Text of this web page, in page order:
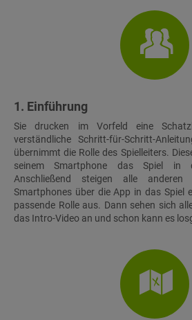
1. Einführung
Sie drucken im Vorfeld eine
verständliche Schritt-für-Schritt-
übernimmt die Rolle des Spielleiters.
seinem Smartphone das Spiel in
Anschließend steigen alle
Smartphones über die App in das Spiel
passende Rolle aus. Dann sehen sich
das Intro-Video an und schon kann es